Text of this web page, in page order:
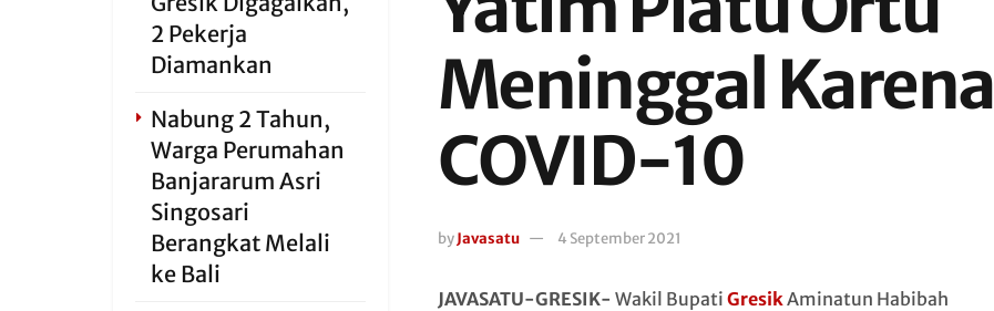
Meninggal Karena
COVID-10
by Javasatu 4 September 2021
JAVASATU-GRESIK- Wakil Bupati GresikAminatun Habibah
2 Pekerja
Diamankan
Nabung 2 Tahun,
Warga Perumahan
Banjararum Asri
Singosari
Berangkat Melali
ke Bali